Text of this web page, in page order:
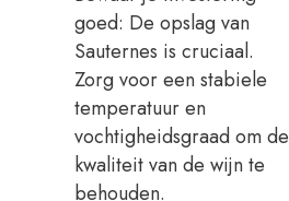
goed: De opslag van
Sauternes is cruciaal.
Zorg voor een stabiele
temperatuur en
vochtigheidsgraad om de
kwaliteit van de wijn te
behouden.